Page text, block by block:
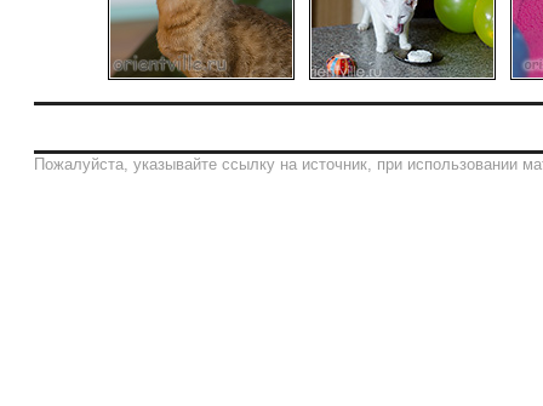
Пожалуйста, указывайте ссылку на источник, при использовании